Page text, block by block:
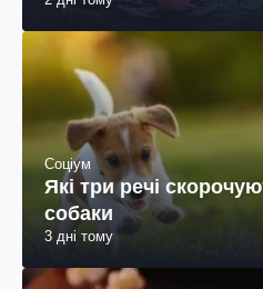
Соціум
Які три речі
собаки
3 дні тому